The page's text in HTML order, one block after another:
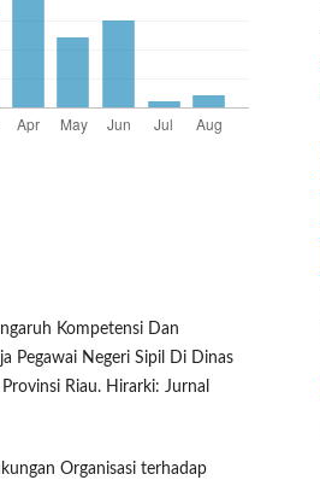
Kompetensi Dan
Pegawai Negeri Sipil Di Dinas
Riau. Hirarki: Jurnal
Organisasi terhadap